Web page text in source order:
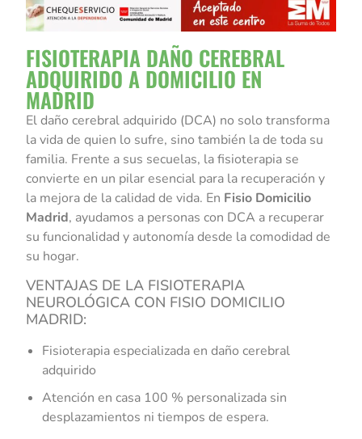
FISIOTERAPIA DAÑO CEREBRAL
ADQUIRIDO A DOMICILIO EN
MADRID
El daño cerebral adquirido (DCA) no solo transforma
la vida de quien lo sufre, sino también la de toda su
familia. Frente a sus secuelas, la fisioterapia se
convierte en un pilar esencial para la recuperación y
la mejora de la calidad de vida. En Fisio Domicilio
Madrid, ayudamos a personas con DCA a recuperar
su funcionalidad y autonomía desde la comodidad de
su hogar.
VENTAJAS DE LA FISIOTERAPIA
NEUROLÓGICA CON FISIO DOMICILIO
MADRID:
Fisioterapia especializada en daño cerebral
adquirido
Atención en casa 100 % personalizada sin
desplazamientos ni tiempos de espera.